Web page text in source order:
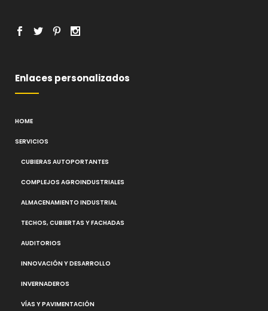
Enlaces personalizados
HOME
SERVICIOS
CUBIERAS AUTOPORTANTES
COMPLEJOS AGROINDUSTRIALES
ALMACENAMIENTO INDUSTRIAL
TECHOS, CUBIERTAS Y FACHADAS
AUDITORIOS
INNOVACIÓN Y DESARROLLO
INVERNADEROS
VÍAS Y PAVIMENTACIÓN